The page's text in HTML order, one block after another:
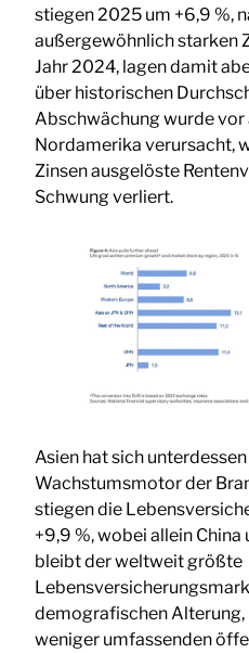
stiegen 2025 um +6,9 %,
außergewöhnlich starken
Jahr 2024, lagen damit
über historischen
Abschwächung wurde vor
Nordamerika verursacht,
Zinsen ausgelöste
Schwung verliert.
Asien hat sich
Wachstumsmotor der
stiegen die
+9,9 %, wobei allein China
bleibt der weltweit größte
demografischen Alterung,
weniger umfassenden